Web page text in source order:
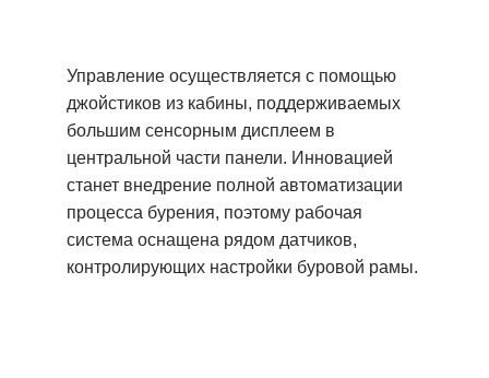
Управление осуществляется с помощью
джойстиков из кабины, поддерживаемых
большим сенсорным дисплеем в
центральной части панели. Инновацией
станет внедрение полной автоматизации
процесса бурения, поэтому рабочая
система оснащена рядом датчиков,
контролирующих настройки буровой рамы.